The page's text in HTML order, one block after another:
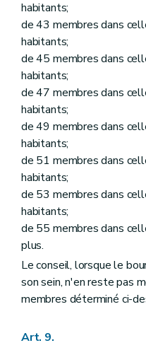
Art. 134
Art. 134ter
Art. 134
Chapitre IV Des
Art. 135
Chapitre V
Section
Art. 136bis
Art. 137
Art. 138bis
Section 2
Art. 140
Art. 142
Titre III
Art. 143
Art. 144
Art. 144bis
habitants;
de 43 membres dans
habitants;
de 45 membres dans
habitants;
de 47 membres dans
habitants;
de 49 membres dans
habitants;
de 51 membres dans
habitants;
de 53 membres dans
habitants;
de 55 membres dans
plus.
Le conseil, lorsque le
son sein, n'en reste pas
membres déterminé ci-
Art. 9.